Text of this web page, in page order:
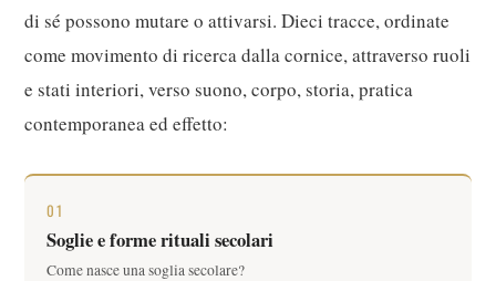
di sé possono mutare o attivarsi. Dieci tracce, ordinate
come movimento di ricerca dalla cornice, attraverso ruoli
e stati interiori, verso suono, corpo, storia, pratica
contemporanea ed effetto:
01
Soglie e forme rituali secolari
Come nasce una soglia secolare?